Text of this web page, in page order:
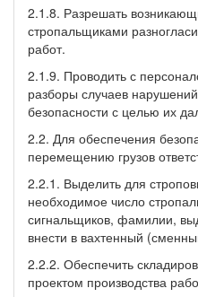
2.1.8. Разрешать
стропальщиками
работ.
2.1.9. Проводить с
разборы случаев
безопасности с целью их
2.2. Для обеспечения
перемещению грузов
2.2.1. Выделить для
необходимое число
сигнальщиков, фамилии,
внести в вахтенный
2.2.2. Обеспечить
проектом производства